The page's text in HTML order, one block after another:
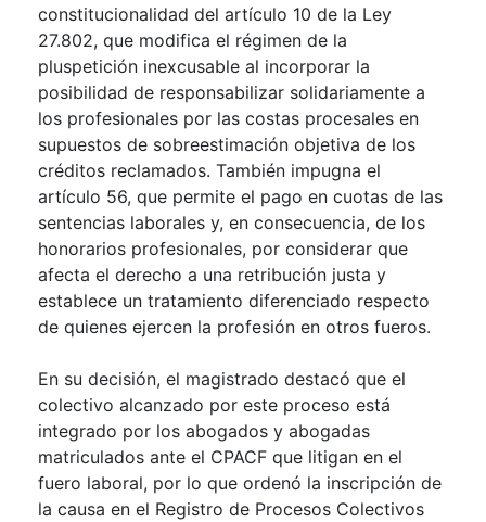
constitucionalidad del artículo 10 de la Ley
27.802, que modifica el régimen de la
pluspetición inexcusable al incorporar la
posibilidad de responsabilizar solidariamente a
los profesionales por las costas procesales en
supuestos de sobreestimación objetiva de los
créditos reclamados. También impugna el
artículo 56, que permite el pago en cuotas de las
sentencias laborales y, en consecuencia, de los
honorarios profesionales, por considerar que
afecta el derecho a una retribución justa y
establece un tratamiento diferenciado respecto
de quienes ejercen la profesión en otros fueros.
En su decisión, el magistrado destacó que el
colectivo alcanzado por este proceso está
integrado por los abogados y abogadas
matriculados ante el CPACF que litigan en el
fuero laboral, por lo que ordenó la inscripción de
la causa en el Registro de Procesos Colectivos